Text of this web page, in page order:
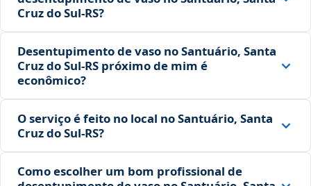
Cruz do Sul‑RS?
Desentupimento de vaso no Santuário, Santa
Cruz do Sul‑RS próximo de mim é
econômico?
O serviço é feito no local no Santuário, Santa
Cruz do Sul‑RS?
Como escolher um bom profissional de